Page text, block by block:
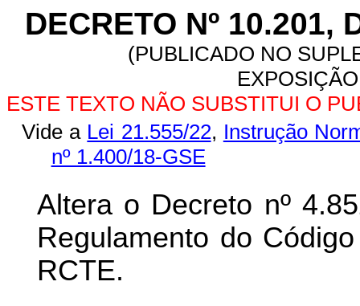
DECRETO Nº 10.201,
(PUBLICADO NO
ESTE TEXTO NÃO SUBSTITUI O
Vide a Lei 21.555/22, Instrução
nº 1.400/18-GSE
Altera o Decreto nº
Regulamento do
RCTE.